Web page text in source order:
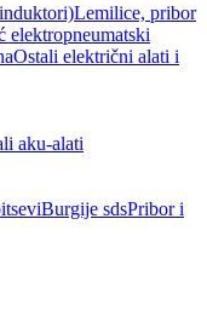
Lemilice, pribor
elektropneumatski
Ostali električni alati i
aku-alati
Burgije sdsPribor i